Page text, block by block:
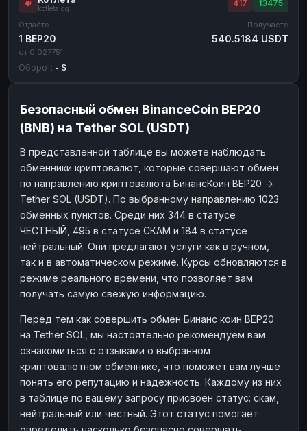
kotleta.gg
417 13475
Отдаёте
1 BEP20
от 0.027751
Получаете
540.5184 USDT
Оборот: - $
Безопасный обмен BinanceCoin BEP20
(BNB) на Tether SOL (USDT)
В представленной таблице вы можете наблюдать
обменники криптовалют, которые совершают обмен
по направлению криптовалюта БинансКоин BEP20 →
Tether SOL (USDT). По выбранному направлению 1023
обменных пунктов. Среди них 344 в статусе
ЧЕСТНЫЙ, 495 в статусе СКАМ и 184 в статусе
нейтральный. Они предлагают услуги как в ручном,
так и в автоматическом режиме. Курсы обновляются в
режиме реального времени, что позволяет вам
получать самую свежую информацию.
Перед тем как совершить обмен Бинанс коин BEP20
на Tether SOL, мы настоятельно рекомендуем вам
ознакомиться с отзывами о выбранном
криптовалютном обменнике, что поможет вам лучше
понять его репутацию и надежность. Каждому из них
в таблице по вашему запросу присвоен статус: скам,
нейтральный или честный. Этот статус помогает